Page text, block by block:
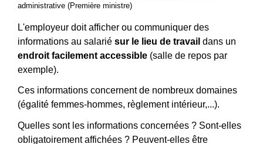
administrative (Première ministre)
L'employeur doit afficher ou communiquer des
informations au salarié sur le lieu de travail dans un
endroit facilement accessible (salle de repos par
exemple).
Ces informations concernent de nombreux domaines
(égalité femmes-hommes, règlement intérieur,...).
Quelles sont les informations concernées ? Sont-elles
obligatoirement affichées ? Peuvent-elles être